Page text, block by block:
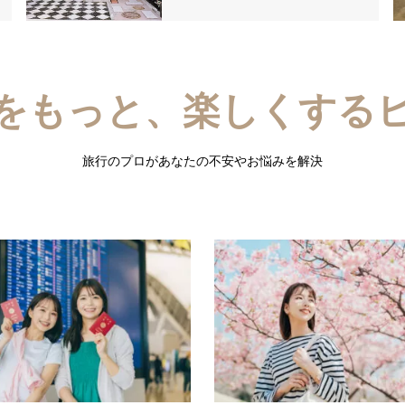
もっと、楽しくする
旅行のプロがあなたの不安やお悩みを解決